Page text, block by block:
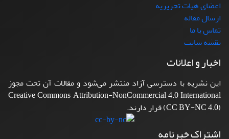
اعضای هیات تحریریه
ارسال مقاله
تماس با ما
نقشه سایت
اخبار و اعلانات
این نشریه با دسترسی آزاد منتشر می‌شود و مقالات آن تحت مجوز
Creative Commons Attribution-NonCommercial 4.0 International
(CC BY-NC 4.0) قرار دارند.
اشتراک خبرنامه